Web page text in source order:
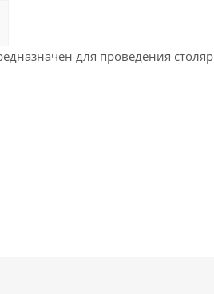
для проведения